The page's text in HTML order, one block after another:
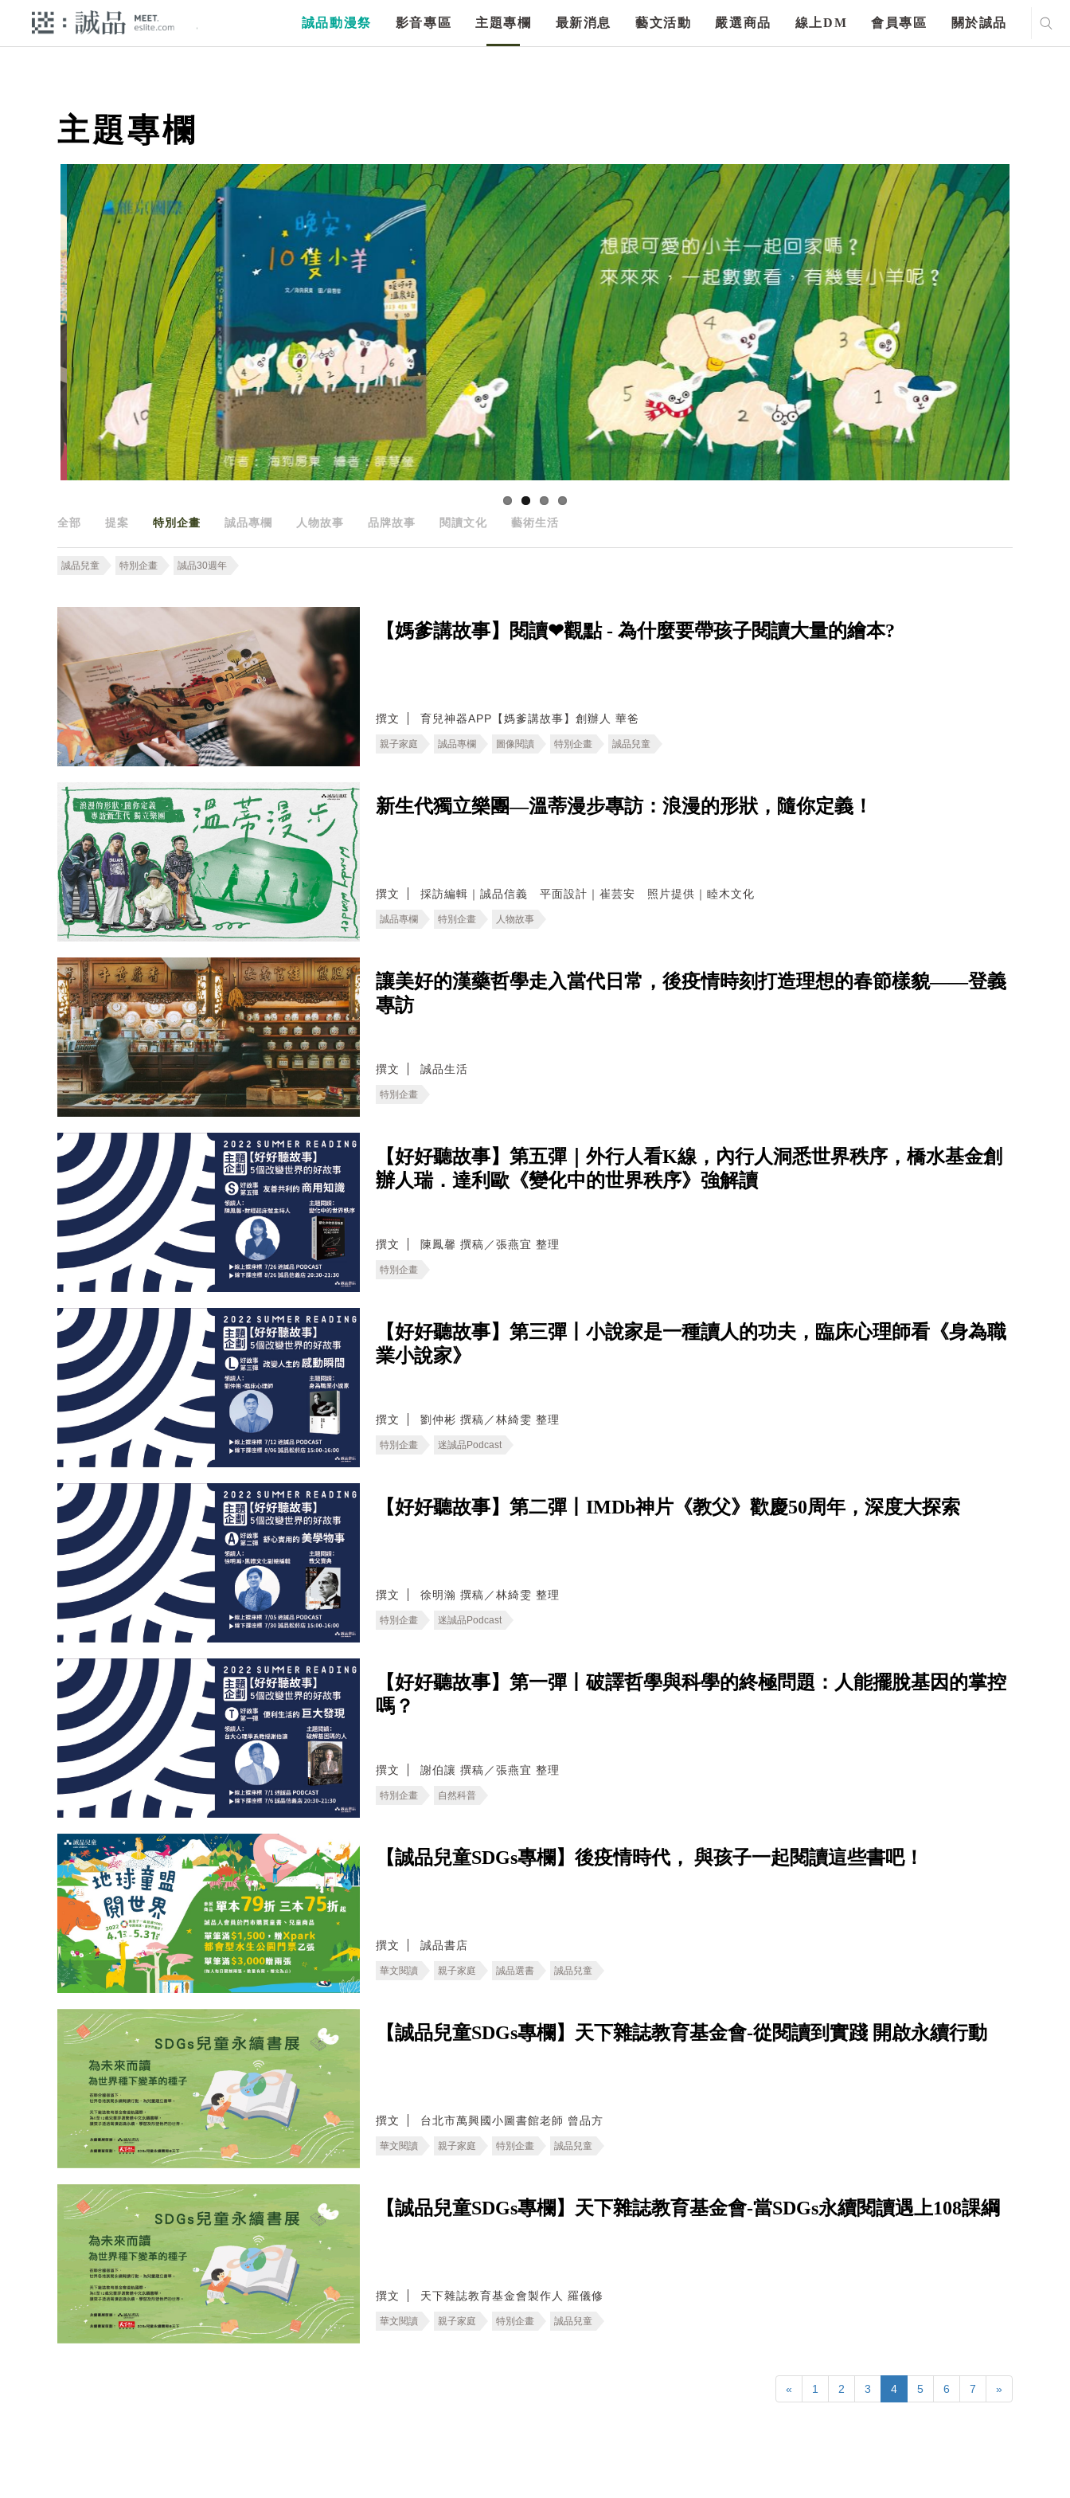
誠品動漫祭 影音專區 主題專欄 最新消息 藝文活動 嚴選商品 線上DM 會員專區 關於誠品
主題專欄
全部 提案 特別企畫 誠品專欄 人物故事 品牌故事 閱讀文化 藝術生活
誠品兒童 特別企畫 誠品30週年
【媽爹講故事】閱讀❤觀點 - 為什麼要帶孩子閱讀大量的繪本?
撰文 育兒神器APP【媽爹講故事】創辦人 華爸
親子家庭 誠品專欄 圖像閱讀 特別企畫 誠品兒童
新生代獨立樂團—溫蒂漫步專訪：浪漫的形狀，隨你定義！
撰文 採訪編輯｜誠品信義 平面設計｜崔芸安 照片提供｜睦木文化
誠品專欄 特別企畫 人物故事
讓美好的漢藥哲學走入當代日常，後疫情時刻打造理想的春節樣貌——登義
專訪
撰文 誠品生活
特別企畫
【好好聽故事】第五彈｜外行人看K線，內行人洞悉世界秩序，橋水基金創
辦人瑞．達利歐《變化中的世界秩序》強解讀
撰文 陳鳳馨 撰稿／張燕宜 整理
特別企畫
【好好聽故事】第三彈丨小說家是一種讀人的功夫，臨床心理師看《身為職
業小說家》
撰文 劉仲彬 撰稿／林綺雯 整理
特別企畫 迷誠品Podcast
【好好聽故事】第二彈丨IMDb神片《教父》歡慶50周年，深度大探索
撰文 徐明瀚 撰稿／林綺雯 整理
特別企畫 迷誠品Podcast
【好好聽故事】第一彈丨破譯哲學與科學的終極問題：人能擺脫基因的掌控
嗎？
撰文 謝伯讓 撰稿／張燕宜 整理
特別企畫 自然科普
【誠品兒童SDGs專欄】後疫情時代， 與孩子一起閱讀這些書吧！
撰文 誠品書店
華文閱讀 親子家庭 誠品選書 誠品兒童
【誠品兒童SDGs專欄】天下雜誌教育基金會-從閱讀到實踐 開啟永續行動
撰文 台北市萬興國小圖書館老師 曾品方
華文閱讀 親子家庭 特別企畫 誠品兒童
【誠品兒童SDGs專欄】天下雜誌教育基金會-當SDGs永續閱讀遇上108課綱
撰文 天下雜誌教育基金會製作人 羅儀修
華文閱讀 親子家庭 特別企畫 誠品兒童
« 1 2 3 4 5 6 7 »